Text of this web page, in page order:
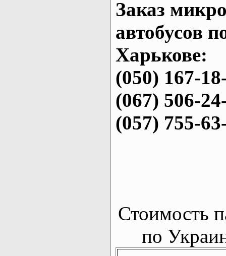
Заказ
автобусов
Харькове:
(050) 167-
(067) 506-
(057) 755-
Стоимость
по